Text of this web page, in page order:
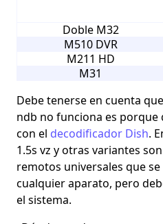
Doble M32
M510 DVR
M211 HD
M31
Debe tenerse en cuenta
ndb no funciona es porque
con el decodificador Dish.
1.5s vz y otras variantes
remotos universales que
cualquier aparato, pero
el sistema.